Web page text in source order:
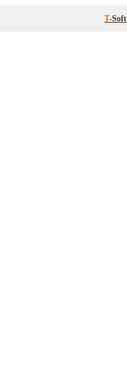
T-Soft